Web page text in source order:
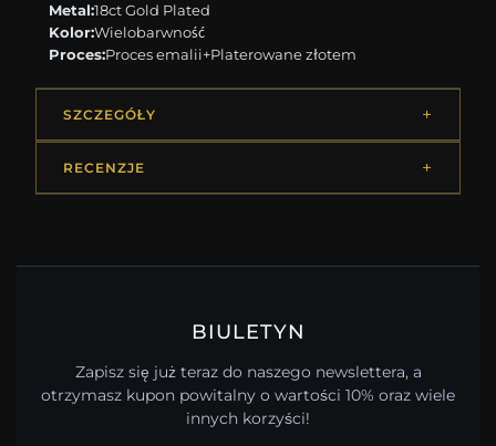
Metal:18ct Gold Plated
Kolor:Wielobarwność
Proces:Proces emalii+Platerowane złotem
SZCZEGÓŁY
RECENZJE
BIULETYN
Zapisz się już teraz do naszego newslettera, a
otrzymasz kupon powitalny o wartości 10% oraz wiele
innych korzyści!